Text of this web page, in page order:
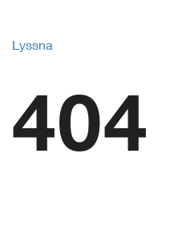
Lyssna
404